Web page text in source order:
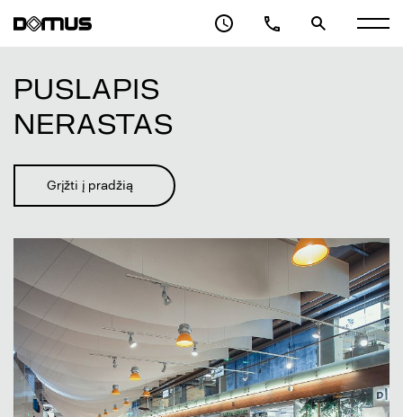
PASLAUGOS
ARCHITEKTAI
APIE DOMUS GALERIJĄ
KONTAKTAI
PUSLAPIS
NERASTAS
Grįžti į pradžią